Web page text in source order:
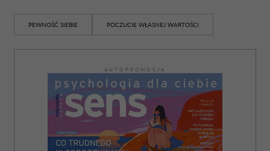
PEWNOŚĆ SIEBIE POCZUCIE WŁASNEJ WARTOŚCI
AUTOPROMOCJA